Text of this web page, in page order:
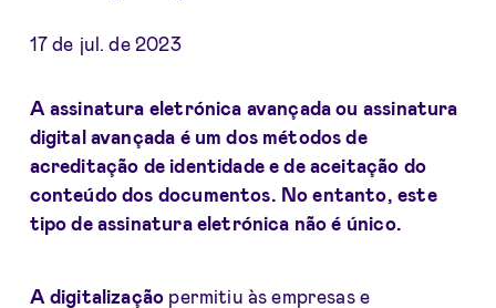
17 de jul. de 2023
A assinatura eletrónica avançada ou assinatura
digital avançada é um dos métodos de
acreditação de identidade e de aceitação do
conteúdo dos documentos. No entanto, este
tipo de assinatura eletrónica não é único.
A digitalização permitiu às empresas e